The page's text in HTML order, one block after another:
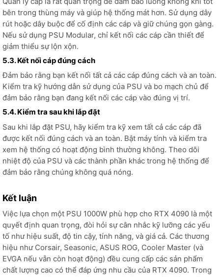
bên trong thùng máy và giúp hệ thống mát hơn. Sử dụng dây
rút hoặc dây buộc để cố định các cáp và giữ chúng gọn gàng.
Nếu sử dụng PSU Modular, chỉ kết nối các cáp cần thiết để
giảm thiểu sự lộn xộn.
5.3. Kết nối cáp đúng cách
Đảm bảo rằng bạn kết nối tất cả các cáp đúng cách và an toàn.
Kiểm tra kỹ hướng dẫn sử dụng của PSU và bo mạch chủ để
đảm bảo rằng bạn đang kết nối các cáp vào đúng vị trí.
5.4. Kiểm tra sau khi lắp đặt
Sau khi lắp đặt PSU, hãy kiểm tra kỹ xem tất cả các cáp đã
được kết nối đúng cách và an toàn. Bật máy tính và kiểm tra
xem hệ thống có hoạt động bình thường không. Theo dõi
nhiệt độ của PSU và các thành phần khác trong hệ thống để
đảm bảo rằng chúng không quá nóng.
Kết luận
Việc lựa chọn một PSU 1000W phù hợp cho RTX 4090 là một
quyết định quan trọng, đòi hỏi sự cân nhắc kỹ lưỡng các yếu
tố như hiệu suất, độ tin cậy, tính năng, và giá cả. Các thương
hiệu như Corsair, Seasonic, ASUS ROG, Cooler Master (và
EVGA nếu vẫn còn hoạt động) đều cung cấp các sản phẩm
chất lượng cao có thể đáp ứng nhu cầu của RTX 4090. Trong